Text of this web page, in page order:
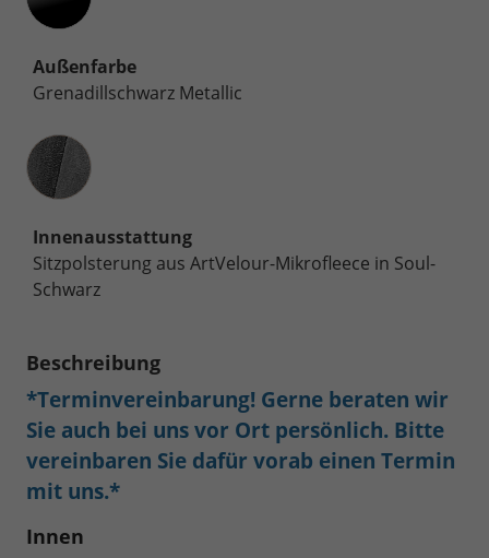
Außenfarbe
Grenadillschwarz Metallic
Innenausstattung
Innenausstattung
Sitzpolsterung aus ArtVelour-Mikrofleece in Soul-
Schwarz
Beschreibung
*Terminvereinbarung! Gerne beraten wir
Sie auch bei uns vor Ort persönlich. Bitte
vereinbaren Sie dafür vorab einen Termin
mit uns.*
Innen